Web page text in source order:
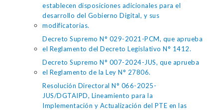
establecen disposiciones adicionales para el
desarrollo del Gobierno Digital, y sus
modificatorias.
Decreto Supremo N° 029-2021-PCM, que aprueba
el Reglamento del Decreto Legislativo N° 1412.
Decreto Supremo N° 007-2024-JUS, que aprueba
el Reglamento de la Ley N° 27806.
Resolución Directoral N° 066-2025-
JUS/DGTAIPD, Lineamiento para la
Implementación y Actualización del PTE en las